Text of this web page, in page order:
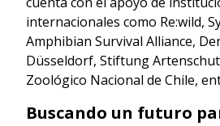
internacionales como Re:wild,
Amphibian Survival Alliance,
Düsseldorf, Stiftung
Zoológico Nacional de Chile,
Buscando un futuro